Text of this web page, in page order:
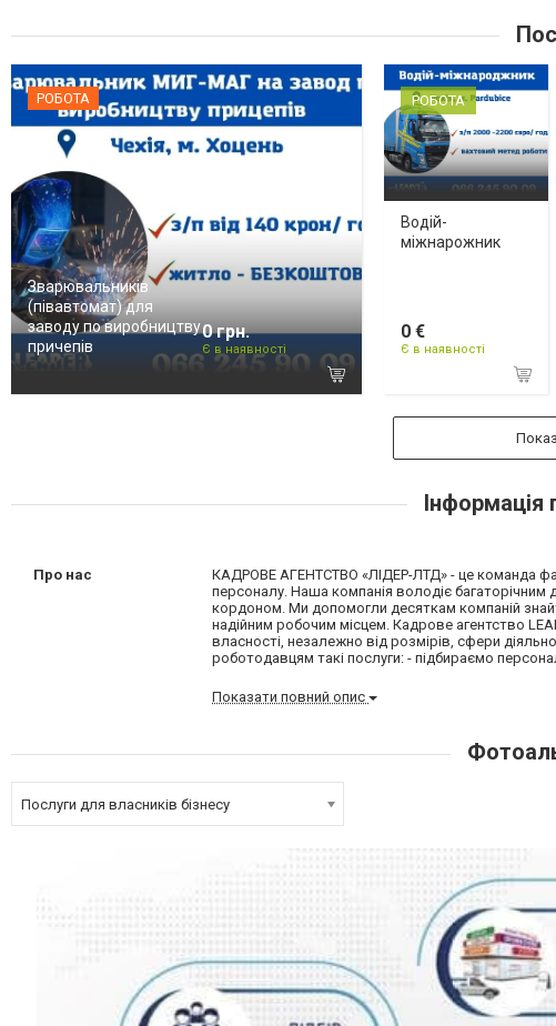
РОБОТА
Зварювальників
(півавтомат) для
заводу по виробництву
причепів
0 грн.
Є в наявності
РОБОТА
Водій-
міжнарожник
0 €
Є в наявності
Інформація
Про нас
КАДРОВЕ АГЕНТСТВО «ЛІДЕР-ЛТД» - це команда
персоналу. Наша компанія володіє багаторічним
кордоном. Ми допомогли десяткам компаній
надійним робочим місцем. Кадрове агентство
власності, незалежно від розмірів, сфери
роботодавцям такі послуги: - підбираємо
Показати повний опис
Послуги для власників бізнесу